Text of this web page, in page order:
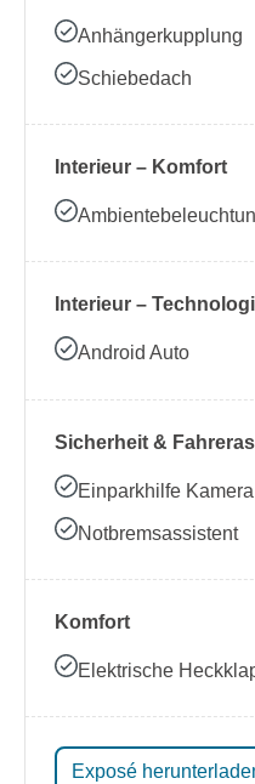
Anhängerkupplung
Schiebedach
Interieur – Komfort
Interieur –
Android Auto
Sicherheit &
Einparkhilfe Kamera
Notbremsassistent
Komfort
Elektrische
Exposé